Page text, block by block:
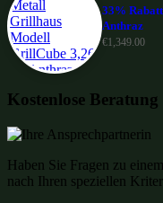
33%
Anthraz
€1,349.00
Kostenlose Beratung
Haben Sie Fragen zu
nach Ihren speziellen